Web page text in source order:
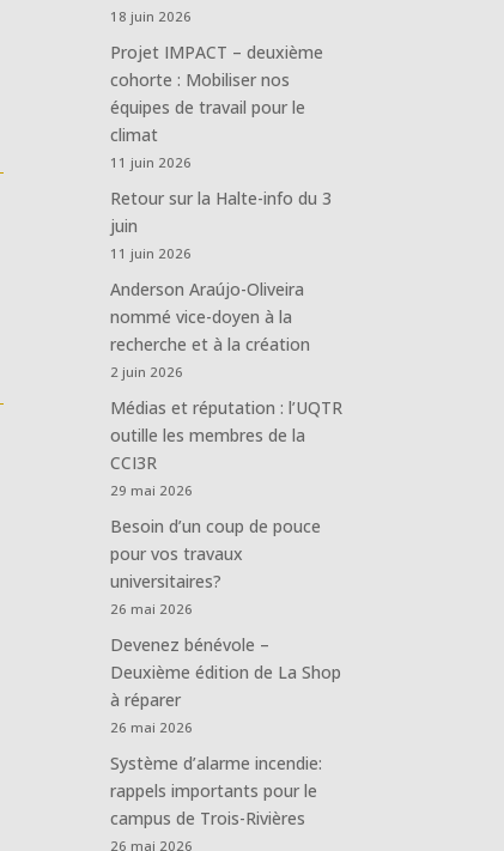
18 juin 2026
Projet IMPACT – deuxième
cohorte : Mobiliser nos
équipes de travail pour le
climat
11 juin 2026
Retour sur la Halte-info du 3
juin
11 juin 2026
Anderson Araújo-Oliveira
nommé vice-doyen à la
recherche et à la création
2 juin 2026
Médias et réputation : l’UQTR
outille les membres de la
CCI3R
29 mai 2026
Besoin d’un coup de pouce
pour vos travaux
universitaires?
26 mai 2026
Devenez bénévole –
Deuxième édition de La Shop
à réparer
26 mai 2026
Système d’alarme incendie:
rappels importants pour le
campus de Trois-Rivières
26 mai 2026